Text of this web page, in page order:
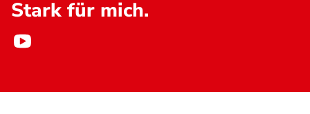
Stark für mich.